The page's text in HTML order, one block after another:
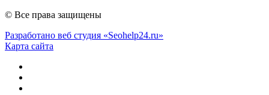
© Все права защищены
Разработано веб студия «Seohelp24.ru»
Карта сайта